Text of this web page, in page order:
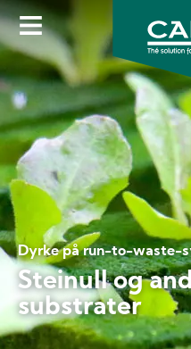
Skip
to
main
content
Dyrke på run-to-waste-
Steinull og
substrater